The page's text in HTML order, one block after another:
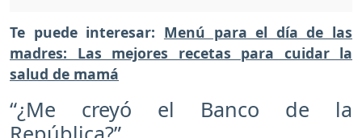
Te puede interesar: Menú para el día de las
madres: Las mejores recetas para cuidar la
salud de mamá
“¿Me creyó el Banco de la